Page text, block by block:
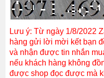
Lưu ý: Từ ngày 1/8/2022
hàng gửi lời mời kết bạn
và nhận được tin nhắn
nếu khách hàng không
được shop đọc được mà